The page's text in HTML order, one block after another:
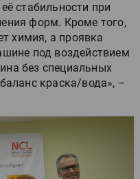
стабильности при
форм. Кроме того,
химия, а проявка
под воздействием
без специальных
краска/вода», –